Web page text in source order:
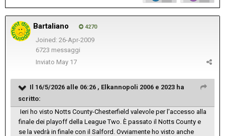
Bartaliano 4270
Joined: 26-Apr-2009
6723 messaggi
Inviato May 17
Il 16/5/2026 alle 06:26 , Elkannopoli 2006 e 2023 ha
scritto:
Ieri ho visto Notts County-Chesterfield valevole per l'accesso alla
finale dei playoff della League Two. È passato il Notts County e
se la vedrà in finale con il Salford. Ovviamente ho visto anche